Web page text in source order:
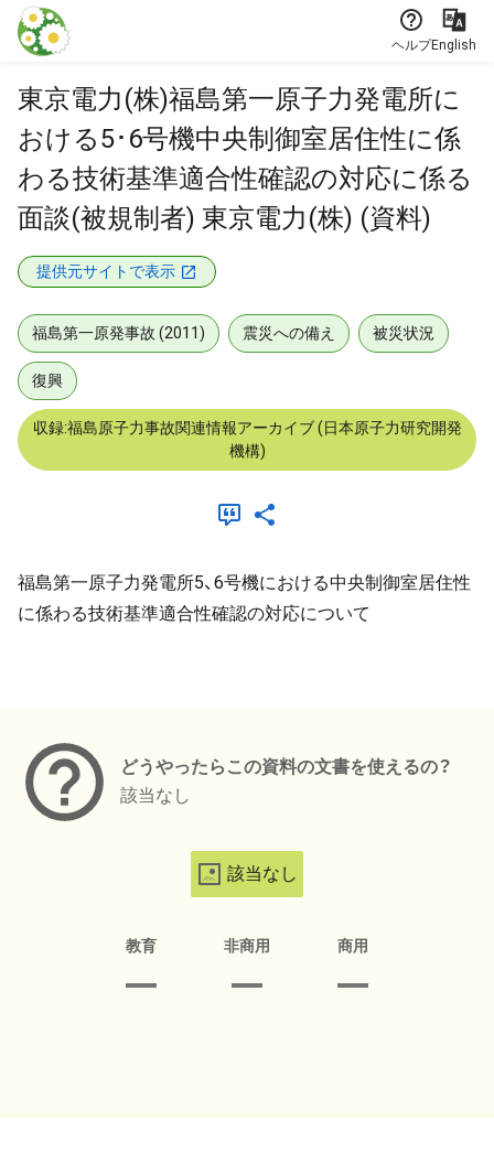
本文に飛ぶ
ヘルプEnglish
東京電力(株)福島第一原子力発電所に
おける5･6号機中央制御室居住性に係
わる技術基準適合性確認の対応に係る
面談(被規制者) 東京電力(株) (資料)
提供元サイトで表示
福島第一原発事故 (2011) 震災への備え 被災状況
復興
収録:福島原子力事故関連情報アーカイブ (日本原子力研究開発
機構)
福島第一原子力発電所5、6号機における中央制御室居住性
に係わる技術基準適合性確認の対応について
どうやったらこの資料の文書を使えるの？
該当なし
該当なし
教育 非商用 商用